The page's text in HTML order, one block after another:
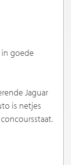
in goede
Jaguar
is netjes